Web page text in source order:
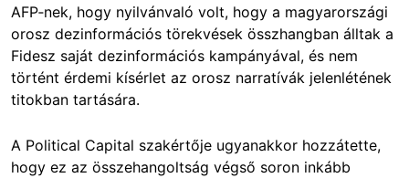
AFP‑nek, hogy nyilvánvaló volt, hogy a magyarországi
orosz dezinformációs törekvések összhangban álltak a
Fidesz saját dezinformációs kampányával, és nem
történt érdemi kísérlet az orosz narratívák jelenlétének
titokban tartására.
A Political Capital szakértője ugyanakkor hozzátette,
hogy ez az összehangoltság végső soron inkább